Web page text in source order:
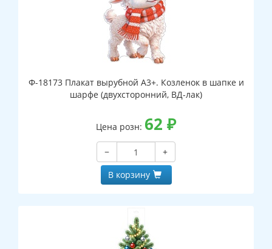
Ф-18173 Плакат вырубной А3+. Козленок в шапке и
шарфе (двухсторонний, ВД-лак)
Цена розн: 62 ₽
−
+
В корзину